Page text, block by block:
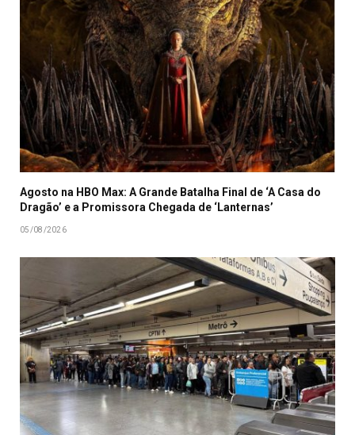
Agosto na HBO Max: A Grande Batalha Final de ‘A Casa do
Dragão’ e a Promissora Chegada de ‘Lanternas’
05/08/2026